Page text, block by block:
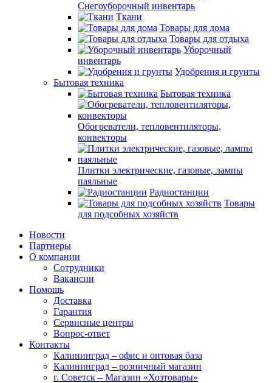
Снегоуборочный инвентарь
Ткани
Товары для дома
Товары для отдыха
Уборочный
инвентарь
Удобрения и грунты
Бытовая техника
Бытовая техника
Обогреватели, тепловентиляторы,
конвекторы
Плитки электрические, газовые, лампы
паяльные
Радиостанции
Товары
для подсобных хозяйств
Новости
Партнеры
О компании
Сотрудники
Вакансии
Помощь
Доставка
Гарантия
Сервисные центры
Вопрос-ответ
Контакты
Калининград – офис и оптовая база
Калининград – розничный магазин
г. Советск – Магазин «Хозтовары»